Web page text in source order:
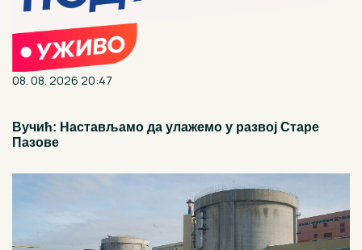
08. 08. 2026 20:47
Вучић: Настављамо да улажемо у развој Старе
Пазове